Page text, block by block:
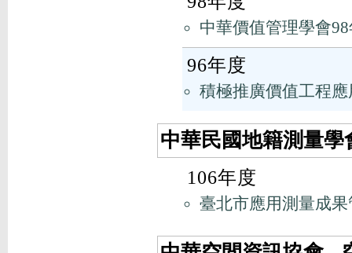
中華價值管理學會
96年度
積極推廣價值工程
中華民國地籍測量
106年度
臺北市應用測量成